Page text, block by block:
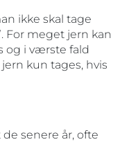
ikke skal tage
For meget jern kan
og i værste fald
jern kun tages, hvis
senere år, ofte